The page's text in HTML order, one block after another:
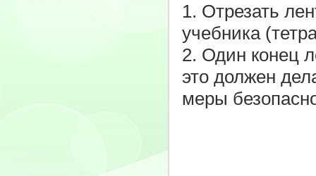
1. Отрезать
учебника
2. Один конец
это должен
меры